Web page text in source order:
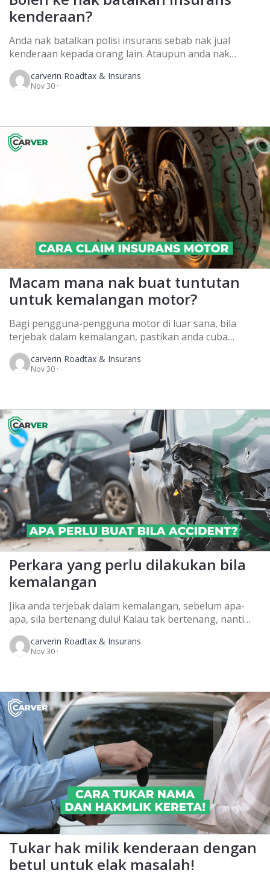
kenderaan?
Anda nak batalkan polisi insurans sebab nak jual
kenderaan kepada orang lain. Ataupun anda nak
batalkan polisi insurans sebab nak tukar kepada polisi
dari syarikat insurans yang lain. Boleh ke dapat refund
insurans kenderaan dari syarikat insurans anda
sebelum tamat tempoh. Kita ada […]
carverin Roadtax & Insurans
Nov 30 ·
Macam mana nak buat tuntutan
untuk kemalangan motor?
Bagi pengguna-pengguna motor di luar sana, bila
terjebak dalam kemalangan, pastikan anda cuba
dapatkan bantuan. Jangan lupa untuk kumpul bukti-
bukti penting untuk memudahkan proses tuntutan dan
buat laporan polis dengan serta merta. Macam mana
sendiri, anda boleh buat tuntutan kerosakan sendiri
sahaja. […]
carverin Roadtax & Insurans
Nov 30 ·
Perkara yang perlu dilakukan bila
kemalangan
Jika anda terjebak dalam kemalangan, sebelum apa-
apa, sila bertenang dulu! Kalau tak bertenang, nanti
kita rugi sendiri sebab tak dapat selesaikan dengan
baik. Apa-apa kemalangan pun, jangan terus mengaku
kita salah dan langgar kereta tu. Jangan terus setuju
BUAT BILA […]
carverin Roadtax & Insurans
Nov 30 ·
Tukar hak milik kenderaan dengan
betul untuk elak masalah!